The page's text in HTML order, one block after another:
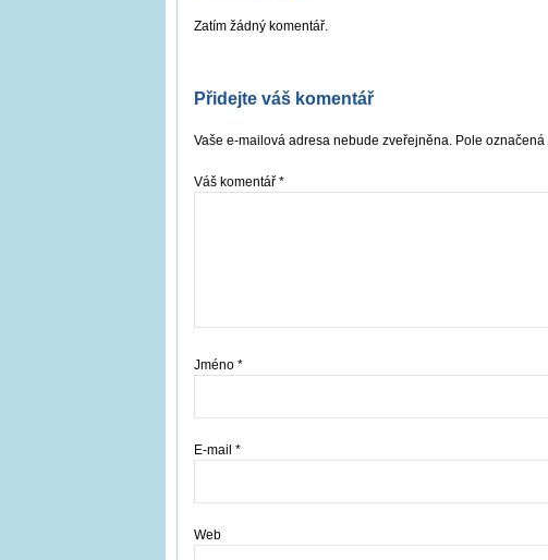
Zatím žádný komentář.
Přidejte váš komentář
Vaše e-mailová adresa nebude zveřejněna. Pole
Váš komentář *
Jméno *
E-mail *
Web